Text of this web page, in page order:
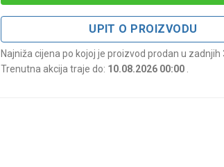
UPIT O PROIZVODU
Najniža cijena po kojoj je proizvod prodan u zadnjih
Trenutna akcija traje do: 10.08.2026 00:00